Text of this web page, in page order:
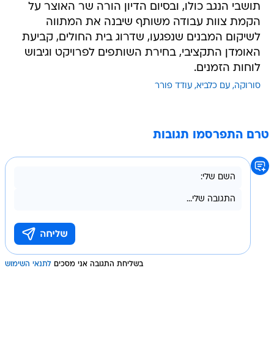
תושבי הנגב כולו, ובסיום הדיון הורה שר האוצר על
הקמת צוות עבודה משותף שיבנה את המתווה
לשיקום המבנים שנפגעו, שדרוג בית החולים, קביעת
האומדן התקציבי, בחירת השותפים לפרויקט וגיבוש
לוחות הזמנים.
סורוקה עם כלביא עודד פורר
טרם התפרסמו תגובות
בשליחת התגובה אני מסכים לתנאי השימוש